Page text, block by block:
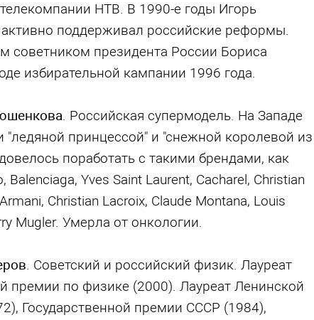
НТВ. В 1990-е годы Игорь
поддерживал российские реформы.
советником президента России Бориса
избирательной кампании 1996 года.
. Российская супермодель. На Западе
"ледяной принцессой" и "снежной королевой из
поработать с такими брендами, как
Balenciaga, Yves Saint Laurent, Cacharel, Christian
Christian Lacroix, Claude Montana, Louis
Mugler. Умерла от онкологии.
. Советский и российский физик. Лауреат
премии по физике (2000). Лауреат Ленинской
Государственной премии СССР (1984),